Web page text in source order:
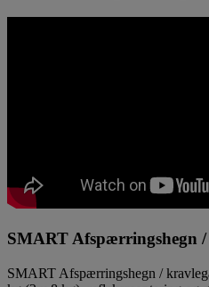
SMART Afspærringshegn
SMART Afspærringshegn /